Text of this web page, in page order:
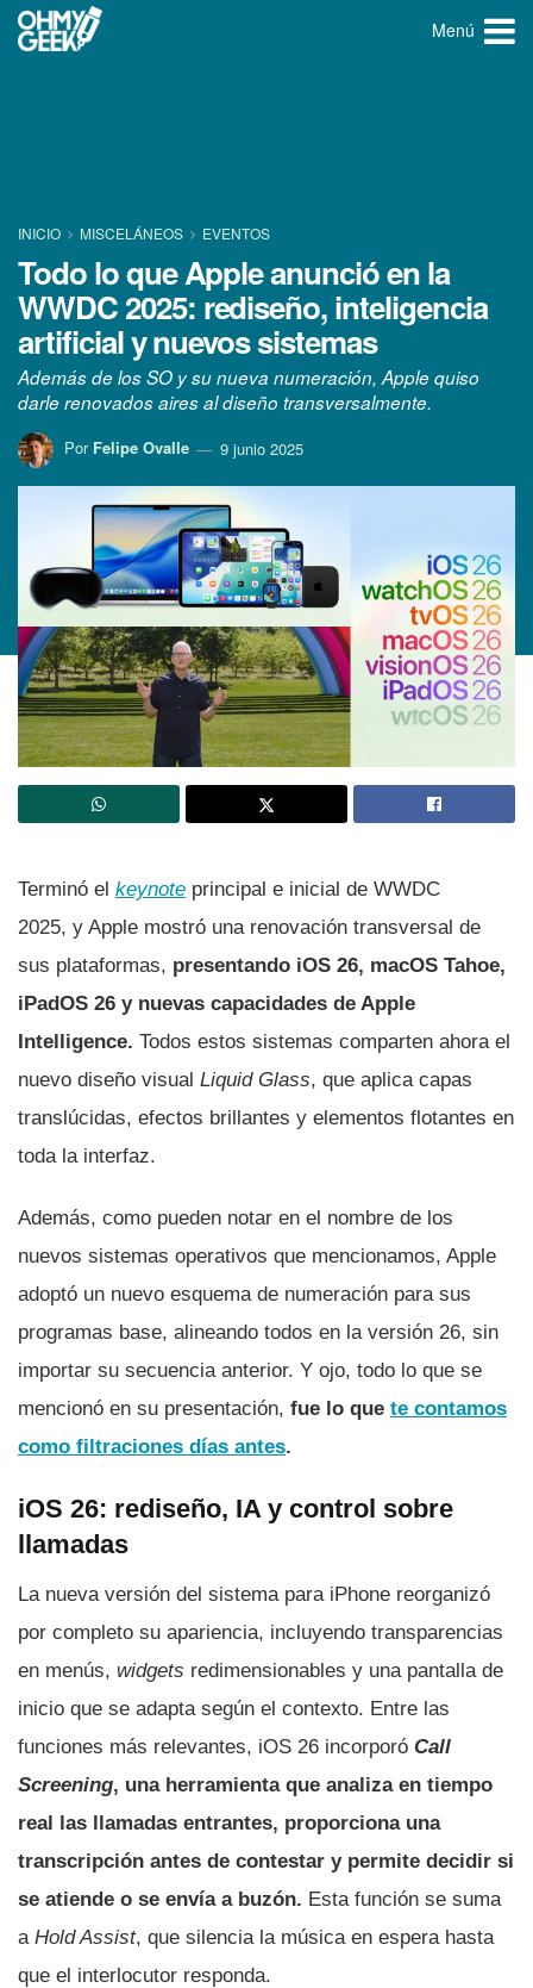
Menú
INICIO MISCELÁNEOS EVENTOS
Todo lo que Apple anunció en la
WWDC 2025: rediseño, inteligencia
artificial y nuevos sistemas
Además de los SO y su nueva numeración, Apple quiso
darle renovados aires al diseño transversalmente.
Por Felipe Ovalle 9 junio 2025
Terminó el keynote principal e inicial de WWDC
2025, y Apple mostró una renovación transversal de
sus plataformas, presentando iOS 26, macOS Tahoe,
iPadOS 26 y nuevas capacidades de Apple
Intelligence. Todos estos sistemas comparten ahora el
nuevo diseño visual Liquid Glass, que aplica capas
translúcidas, efectos brillantes y elementos flotantes en
toda la interfaz.
Además, como pueden notar en el nombre de los
nuevos sistemas operativos que mencionamos, Apple
adoptó un nuevo esquema de numeración para sus
programas base, alineando todos en la versión 26, sin
importar su secuencia anterior. Y ojo, todo lo que se
mencionó en su presentación, fue lo que te contamos
como filtraciones días antes.
iOS 26: rediseño, IA y control sobre
llamadas
La nueva versión del sistema para iPhone reorganizó
por completo su apariencia, incluyendo transparencias
en menús, widgets redimensionables y una pantalla de
inicio que se adapta según el contexto. Entre las
funciones más relevantes, iOS 26 incorporó Call
Screening, una herramienta que analiza en tiempo
real las llamadas entrantes, proporciona una
transcripción antes de contestar y permite decidir si
se atiende o se envía a buzón. Esta función se suma
aHold Assist, que silencia la música en espera hasta
que el interlocutor responda.